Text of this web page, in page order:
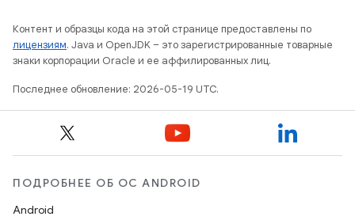
Контент и образцы кода на этой странице предоставлены по
лицензиям. Java и OpenJDK – это зарегистрированные товарные
знаки корпорации Oracle и ее аффилированных лиц.
Последнее обновление: 2026-05-19 UTC.
ПОДРОБНЕЕ ОБ ОС ANDROID
Android